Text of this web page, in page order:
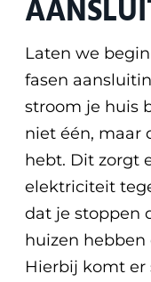
Laten we
fasen
stroom je huis
niet één, maar
hebt. Dit zorgt
elektriciteit
dat je stoppen
huizen hebben
Hierbij komt er